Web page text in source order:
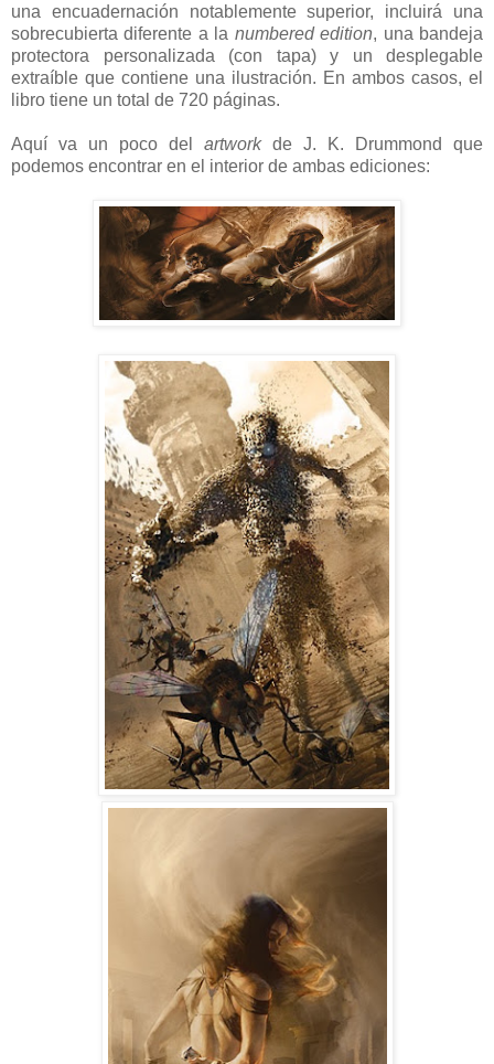
una encuadernación notablemente superior, incluirá una
sobrecubierta diferente a la numbered edition, una bandeja
protectora personalizada (con tapa) y un desplegable
extraíble que contiene una ilustración. En ambos casos, el
libro tiene un total de 720 páginas.
Aquí va un poco del artworkde J. K. Drummond que
podemos encontrar en el interior de ambas ediciones: